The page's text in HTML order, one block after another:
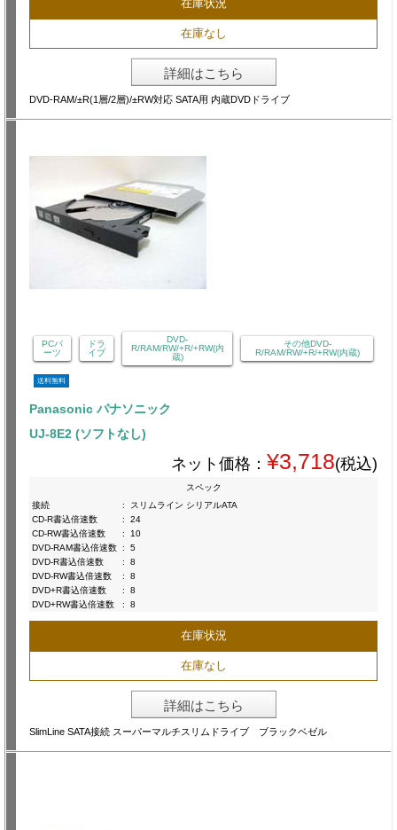
在庫状況
在庫なし
詳細はこちら
DVD-RAM/±R(1層/2層)/±RW対応 SATA用 内蔵DVDドライブ
PCパ
ーツ
ドラ
イブ
DVD-
R/RAM/RW/+R/+RW(内
蔵)
その他DVD-
R/RAM/RW/+R/+RW(内蔵)
送料無料
Panasonic パナソニック
UJ-8E2 (ソフトなし)
ネット価格： ¥3,718(税込)
スペック
接続
:
スリムライン シリアルATA
CD-R書込倍速数
:
24
CD-RW書込倍速数
:
10
DVD-RAM書込倍速数 :
5
DVD-R書込倍速数
:
8
DVD-RW書込倍速数
:
8
DVD+R書込倍速数
:
8
DVD+RW書込倍速数
: 8
在庫状況
在庫なし
詳細はこちら
SlimLine SATA接続 スーパーマルチスリムドライブ ブラックベゼル